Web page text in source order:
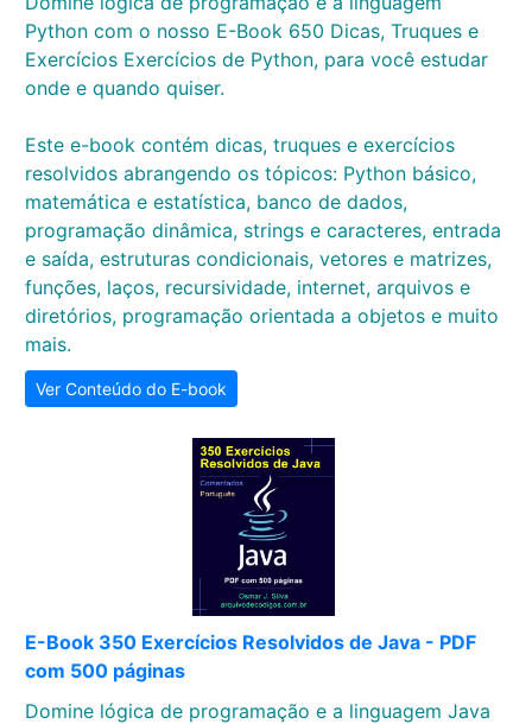
Python com o nosso E-Book 650 Dicas, Truques e
Exercícios Exercícios de Python, para você estudar
onde e quando quiser.
Este e-book contém dicas, truques e exercícios
resolvidos abrangendo os tópicos: Python básico,
matemática e estatística, banco de dados,
programação dinâmica, strings e caracteres, entrada
e saída, estruturas condicionais, vetores e matrizes,
funções, laços, recursividade, internet, arquivos e
diretórios, programação orientada a objetos e muito
mais.
Ver Conteúdo do E-book
E-Book 350 Exercícios Resolvidos de Java - PDF
com 500 páginas
Domine lógica de programação e a linguagem Java